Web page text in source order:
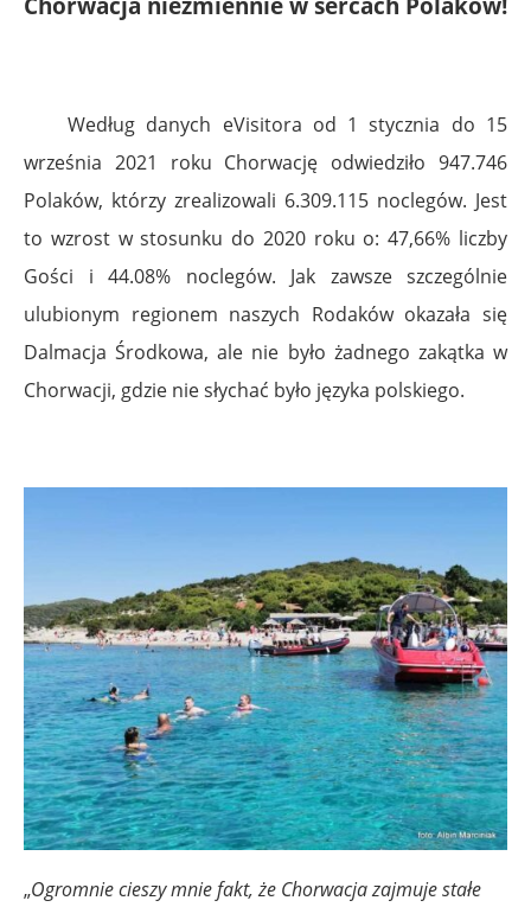
Według danych eVisitora od 1 stycznia do 15
września 2021 roku Chorwację odwiedziło 947.746
Polaków, którzy zrealizowali 6.309.115 noclegów. Jest
to wzrost w stosunku do 2020 roku o: 47,66% liczby
Gości i 44.08% noclegów. Jak zawsze szczególnie
ulubionym regionem naszych Rodaków okazała się
Dalmacja Środkowa, ale nie było żadnego zakątka w
Chorwacji, gdzie nie słychać było języka polskiego.
„Ogromnie cieszy mnie fakt, że Chorwacja zajmuje stałe